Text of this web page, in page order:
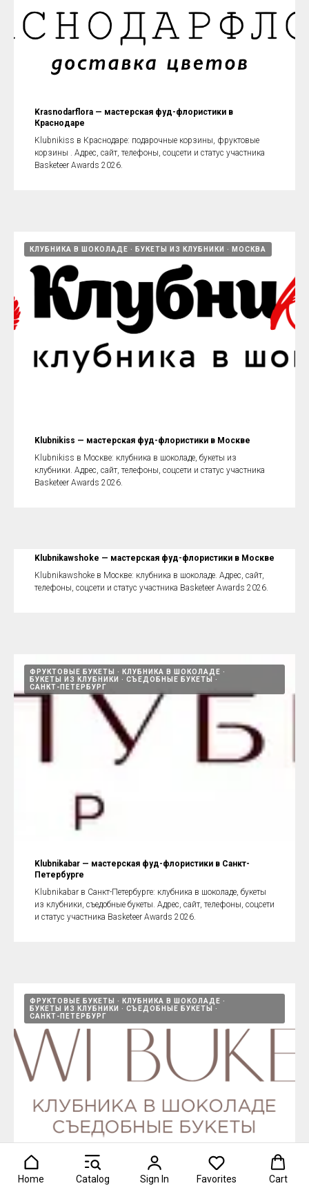
Home Catalog Sign In Favorites Cart
Krasnodarflora — мастерская фуд-флористики в
Краснодаре
Klubnikiss в Краснодаре: подарочные корзины, фруктовые
корзины . Адрес, сайт, телефоны, соцсети и статус участника
Basketeer Awards 2026.
КЛУБНИКА В ШОКОЛАДЕ БУКЕТЫ ИЗ КЛУБНИКИ МОСКВА
Klubnikiss — мастерская фуд-флористики в Москве
Klubnikiss в Москве: клубника в шоколаде, букеты из
клубники. Адрес, сайт, телефоны, соцсети и статус участника
Basketeer Awards 2026.
Klubnikawshoke — мастерская фуд-флористики в Москве
Klubnikawshoke в Москве: клубника в шоколаде. Адрес, сайт,
телефоны, соцсети и статус участника Basketeer Awards 2026.
ФРУКТОВЫЕ БУКЕТЫ
КЛУБНИКА В ШОКОЛАДЕ
БУКЕТЫ ИЗ КЛУБНИКИ
СЪЕДОБНЫЕ БУКЕТЫ
САНКТ-ПЕТЕРБУРГ
Klubnikabar — мастерская фуд-флористики в Санкт-
Петербурге
Klubnikabar в Санкт-Петербурге: клубника в шоколаде, букеты
из клубники, съедобные букеты. Адрес, сайт, телефоны, соцсети
и статус участника Basketeer Awards 2026.
ФРУКТОВЫЕ БУКЕТЫ
КЛУБНИКА В ШОКОЛАДЕ
БУКЕТЫ ИЗ КЛУБНИКИ
СЪЕДОБНЫЕ БУКЕТЫ
САНКТ-ПЕТЕРБУРГ